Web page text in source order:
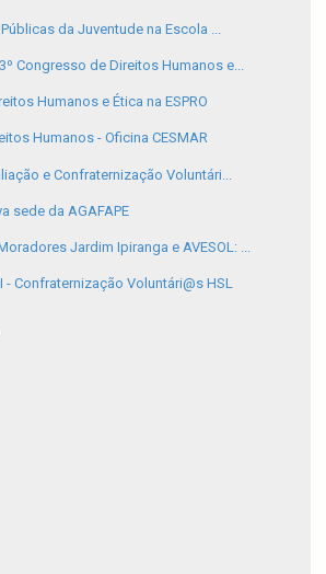
da Juventude na Escola ...
Congresso de Direitos Humanos e...
Humanos e Ética na ESPRO
Humanos - Oficina CESMAR
e Confraternização Voluntári...
sede da AGAFAPE
Jardim Ipiranga e AVESOL: ...
- Confraternização Voluntári@s HSL